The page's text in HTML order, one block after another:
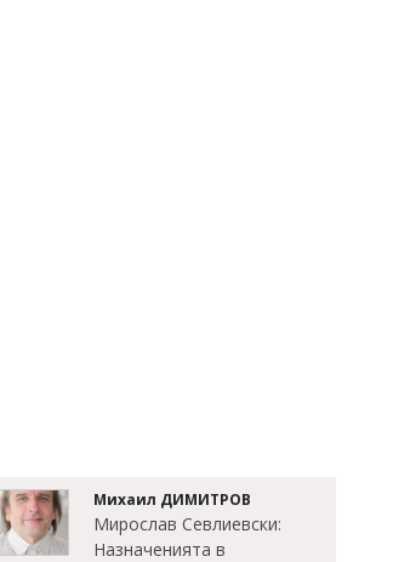
Михаил ДИМИТРОВ
Мирослав Севлиевски:
Назначенията в